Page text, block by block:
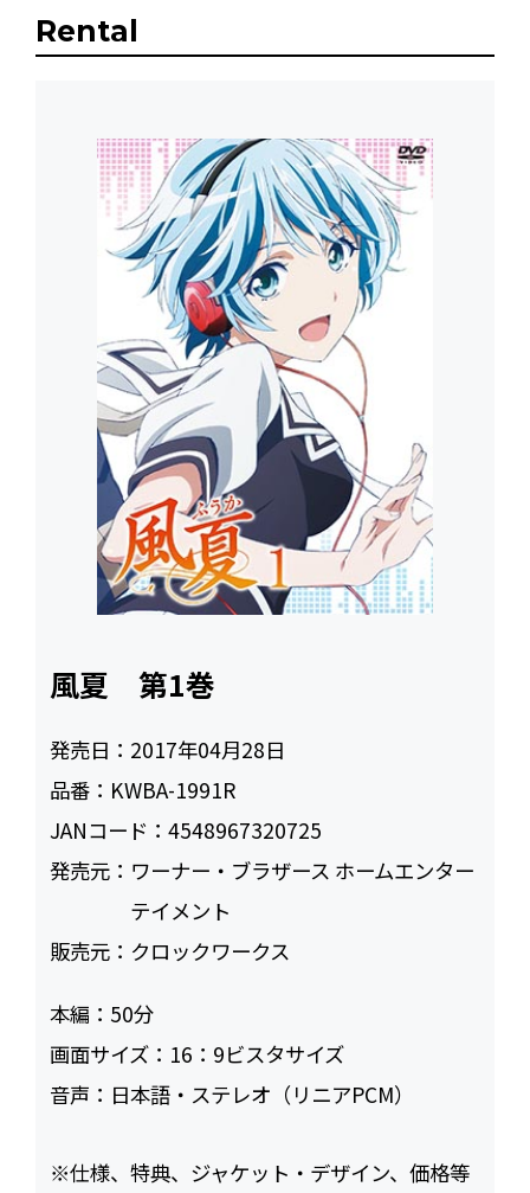
Rental
風夏 第1巻
発売日： 2017年04月28日
品番： KWBA-1991R
JANコード：4548967320725
発売元： ワーナー・ブラザース ホームエンター
テイメント
販売元： クロックワークス
本編： 50
画面サイズ： 16：9ビスタサイズ
音声： 日本語・ステレオ（リニアPCM）
※仕様、特典、ジャケット・デザイン、価格等